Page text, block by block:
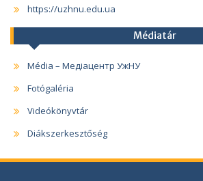
https://uzhnu.edu.ua
Médiatár
Média – Медіацентр УжНУ
Fotógaléria
Videókönyvtár
Diákszerkesztőség